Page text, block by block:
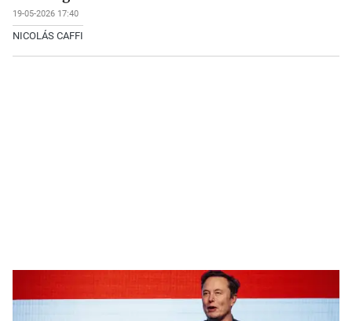
19-05-2026 17:40
NICOLÁS CAFFI